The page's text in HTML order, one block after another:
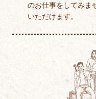
のお仕事をしてみま
いただけます。